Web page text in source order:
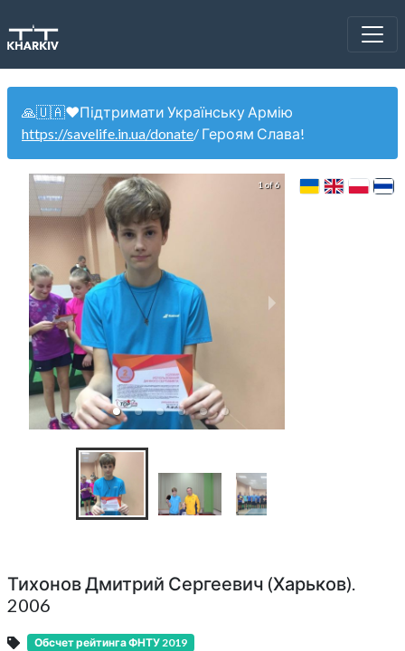
🙏🇺🇦❤️Підтримати Українську Армію
https://savelife.in.ua/donate/ Героям Слава!
1 of 6
Тихонов Дмитрий Сергеевич (Харьков).
2006
Обсчет рейтинга ФНТУ 2019